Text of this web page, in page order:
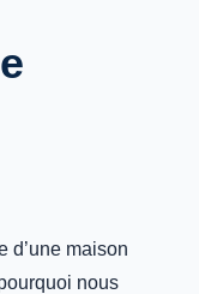
d’une maison
nous